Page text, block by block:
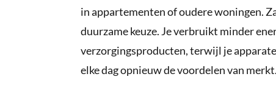
in appartementen of oudere woningen.
duurzame keuze. Je verbruikt minder
verzorgingsproducten, terwijl je
elke dag opnieuw de voordelen van merkt.